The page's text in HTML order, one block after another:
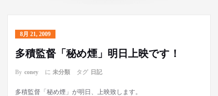
8月 21, 2009
多積監督「秘め煙」明日上映です！
By coney に 未分類 タグ 日記
多積監督「秘め煙」が明日、上映致します。